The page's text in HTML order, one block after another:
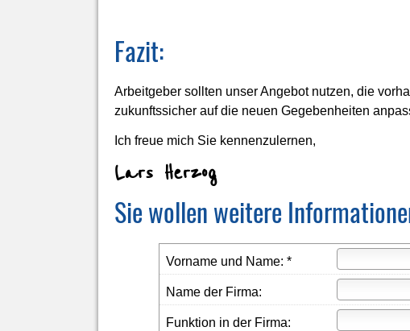
Fazit:
Arbeitgeber sollten unser Angebot nutzen, die
zukunftssicher auf die neuen Gegebenheiten
Ich freue mich Sie kennenzulernen,
Lars Herzog
Sie wollen weitere
Vorname und Name: *
Name der Firma:
Funktion in der Firma: